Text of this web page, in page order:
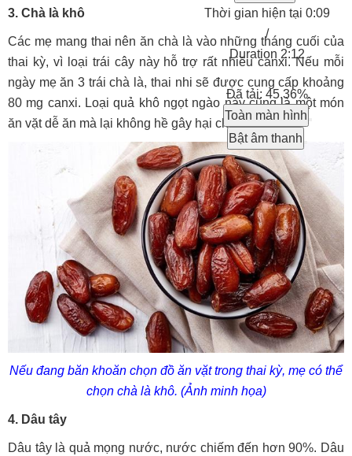
Thời gian hiện tại 0:09
/
Duration 2:12
Đã tải: 45.36%
Toàn màn hình
Bật âm thanh
3. Chà là khô
Các mẹ mang thai nên ăn chà là vào những tháng cuối của
thai kỳ, vì loại trái cây này hỗ trợ rất nhiều canxi. Nếu mỗi
ngày mẹ ăn 3 trái chà là, thai nhi sẽ được cung cấp khoảng
80 mg canxi. Loại quả khô ngọt ngào này cũng là một món
ăn vặt dễ ăn mà lại không hề gây hại cho mẹ bầu.
Nếu đang băn khoăn chọn đồ ăn vặt trong thai kỳ, mẹ có thể
chọn chà là khô. (Ảnh minh họa)
4. Dâu tây
Dâu tây là quả mọng nước, nước chiếm đến hơn 90%. Dâu